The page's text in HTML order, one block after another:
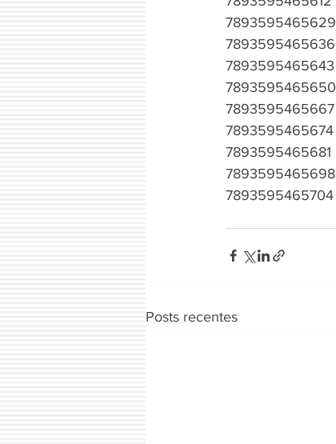
7893595465629
7893595465636
7893595465643
7893595465650
7893595465667
7893595465674
7893595465681
7893595465698
7893595465704
Posts recentes